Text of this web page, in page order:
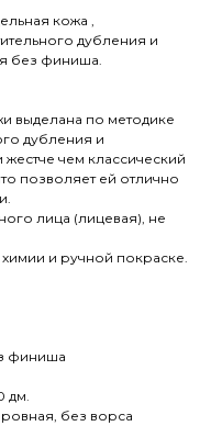
кожа ,
дубления и
без финиша.
выделана по методике
дубления и
чем классический
позволяет ей отлично
лица (лицевая), не
и ручной покраске.
финиша
дм.
ровная, без ворса